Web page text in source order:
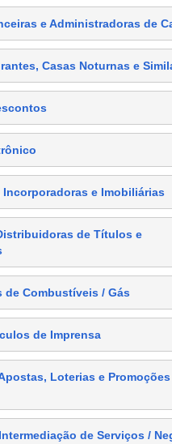
e Administradoras de
Casas Noturnas e
e Imobiliárias
de Títulos e
de Combustíveis / Gás
de Imprensa
Loterias e Promoções
de Serviços /